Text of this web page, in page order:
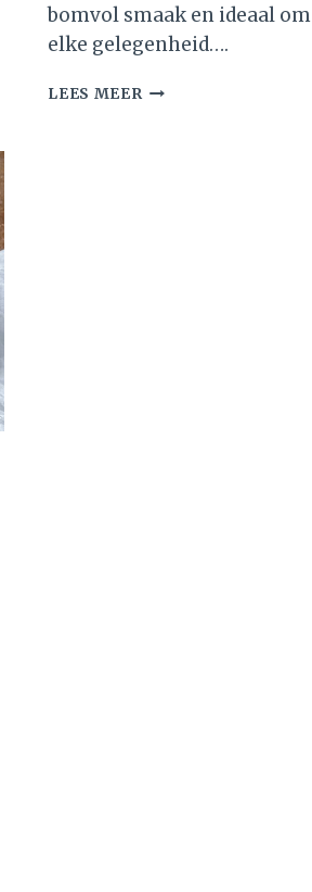
bomvol smaak en ideaal
elke gelegenheid….
LEES MEER 3